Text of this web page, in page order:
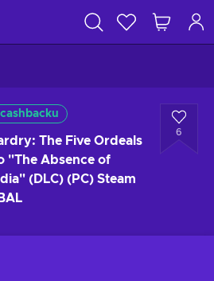
The Five Ordeals
"The Absence of
(DLC) (PC) Steam
6